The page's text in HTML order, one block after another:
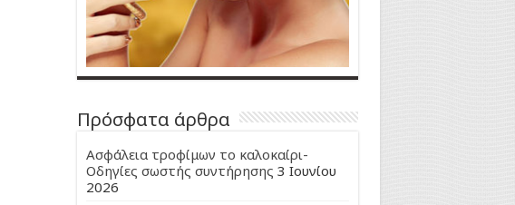
Πρόσφατα άρθρα
Ασφάλεια τροφίμων το καλοκαίρι-
Οδηγίες σωστής συντήρησης 3 Ιουνίου
2026